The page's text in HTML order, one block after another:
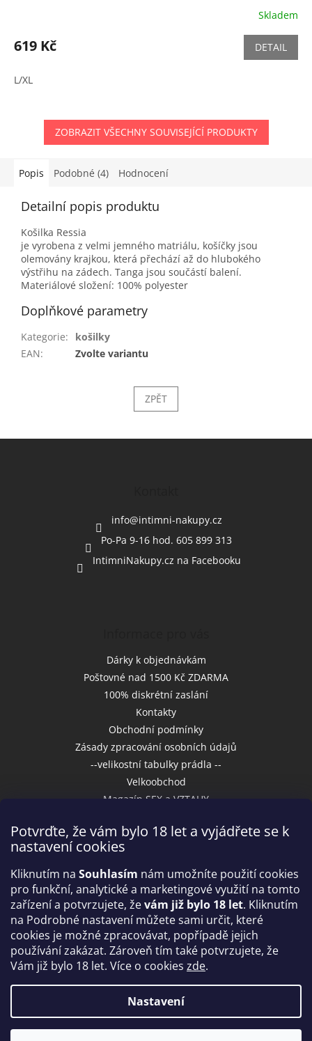
Potvrďte, že vám bylo 18 let a vyjádřete se k
nastavení cookies
Kliknutím na Souhlasím nám umožníte použití cookies
pro funkční, analytické a marketingové využití na tomto
zařízení a potvrzujete, ževám již bylo 18 let. Kliknutím
na Podrobné nastavení můžete sami určit, které
cookies je možné zpracovávat, popřípadě jejich
používání zakázat. Zároveň tím také potvrzujete, že
Vám již bylo 18 let. Více o cookies zde.
Nastavení
Skladem
619 Kč DETAIL
L/XL
ZOBRAZIT VŠECHNY SOUVISEJÍCÍ PRODUKTY
Popis Podobné (4) Hodnocení
Detailní popis produktu
Košilka Ressia
je vyrobena z velmi jemného matriálu, košíčky jsou
olemovány krajkou, která přechází až do hlubokého
výstřihu na zádech. Tanga jsou součástí balení.
Materiálové složení: 100% polyester
Doplňkové parametry
Kategorie:
košilky
EAN: Zvolte variantu
ZPĚT
info@intimni-nakupy.cz
Po-Pa 9-16 hod. 605 899 313
IntimniNakupy.cz na Facebooku
Dárky k objednávkám
Poštovné nad 1500 Kč ZDARMA
100% diskrétní zaslání
Kontakty
Obchodní podmínky
Zásady zpracování osobních údajů
--velikostní tabulky prádla --
Velkoobchod
Magazín SEX a VZTAHY
Přijímáme online platby
Copyright 2026IntimniNakupy.cz. Všechna práva